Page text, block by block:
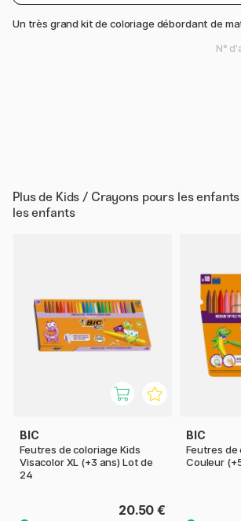
Un très grand kit de coloriage débordant de
N°
Plus de Kids / Crayons pours les
les enfants
BIC
Feutres de coloriage Kids
Visacolor XL (+3 ans) Lot de
24
20.50 €
BIC
Feutres de
Couleur